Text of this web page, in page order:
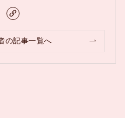
の記事一覧へ